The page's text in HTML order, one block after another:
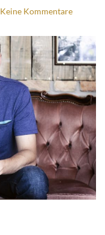
Keine Kommentare